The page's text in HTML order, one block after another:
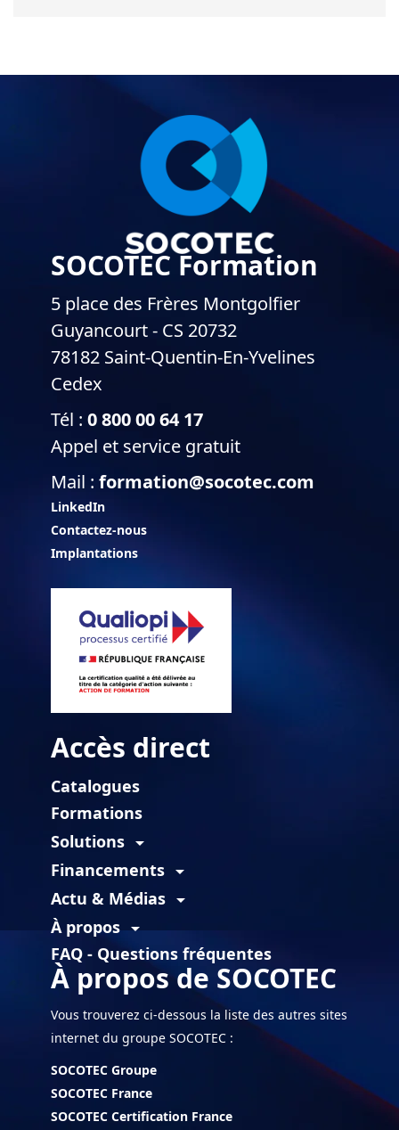
SOCOTEC Formation
5 place des Frères Montgolfier
Guyancourt - CS 20732
78182 Saint-Quentin-En-Yvelines
Cedex
Tél : 0 800 00 64 17
Appel et service gratuit
Mail : formation@socotec.com
LinkedIn
Contactez-nous
Implantations
Accès direct
Catalogues
Formations
Solutions arrow_drop_down
Financements arrow_drop_down
Actu & Médias arrow_drop_down
À proposarrow_drop_down
FAQ - Questions fréquentes
À propos de SOCOTEC
Vous trouverez ci-dessous la liste des autres sites
internet du groupe SOCOTEC :
SOCOTEC Groupe
SOCOTEC France
SOCOTEC Certification France